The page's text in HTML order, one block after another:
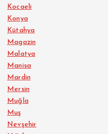
Kocaeli
Konya
Kütahya
Magazin
Malatya
Manisa
Mardin
Mersin
Muğla
Muş
Nevşehir